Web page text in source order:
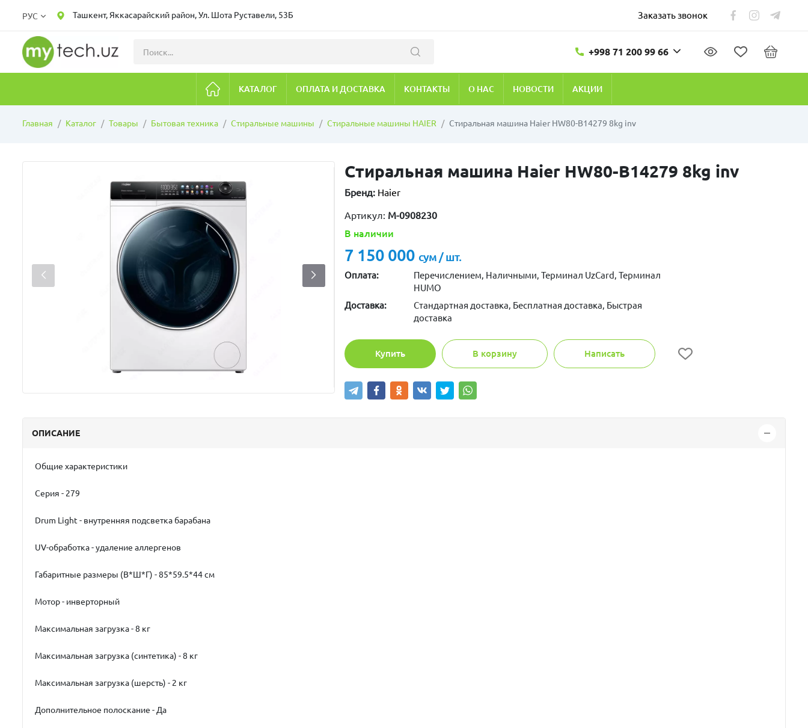
РУС Ташкент, Яккасарайский район, Ул. Шота Руставели, 53Б Заказать звонок
+998 71 200 99 66
КАТАЛОГ ОПЛАТА И ДОСТАВКА КОНТАКТЫ О НАС НОВОСТИ АКЦИИ
Главная Каталог Товары Бытовая техника Стиральные машины Стиральные машины HAIER Стиральная машина Haier HW80-B14279 8kg inv
Стиральная машина Haier HW80-B14279 8kg inv
Бренд: Haier
Артикул: M-0908230
В наличии
7 150 000 сум / шт.
Оплата:
Перечислением, Наличными, Терминал UzCard, Терминал
HUMO
Доставка:
Стандартная доставка, Бесплатная доставка, Быстрая
доставка
Купить В корзину Написать
ОПИСАНИЕ
Общие характеристики
Серия - 279
Drum Light - внутренняя подсветка барабана
UV-обработка - удаление аллергенов
Габаритные размеры (В*Ш*Г) - 85*59.5*44 см
Мотор - инверторный
Максимальная загрузка - 8 кг
Максимальная загрузка (синтетика) - 8 кг
Максимальная загрузка (шерсть) - 2 кг
Дополнительное полоскание - Да